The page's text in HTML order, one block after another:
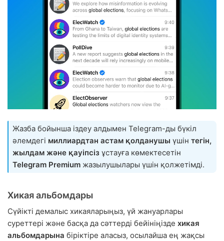
Жазба бойынша іздеу алдымен Telegram-ды бүкіл
әлемдегі миллиардтан астам қолданушы үшін тегін,
жылдам және қауіпсіз ұстауға көмектесетін
Telegram Premium жазылушылары үшін қолжетімді.
Хикая альбомдары
Сүйікті демалыс хикаяларыңыз, үй жануарлары
суреттері және басқа да сәттерді бейініңізде хикая
альбомдарына біріктіре аласыз, осылайша ең жақсы